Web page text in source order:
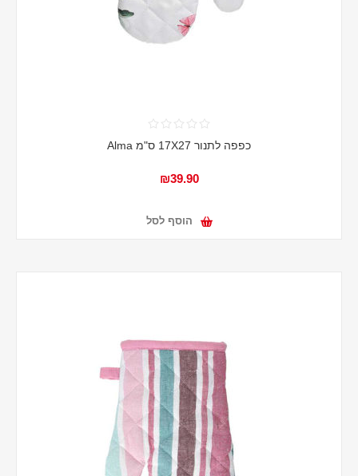
כפפה לתנור 17X27 ס"מ Alma
₪39.90
הוסף לסל